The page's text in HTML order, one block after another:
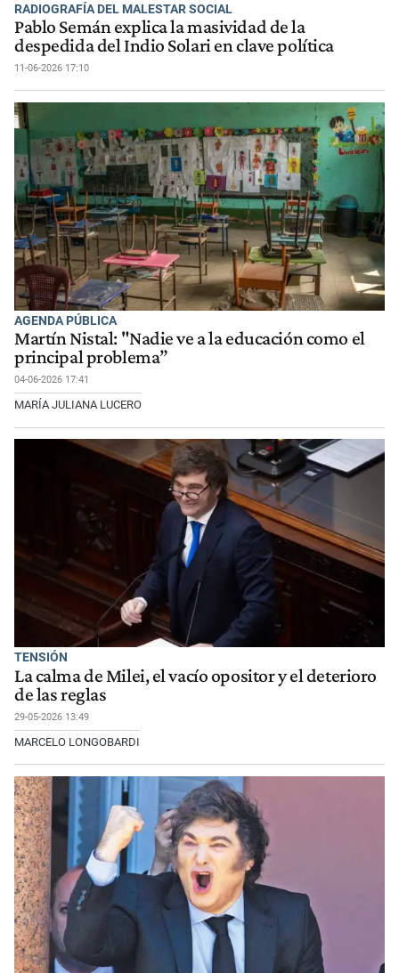
RADIOGRAFÍA DEL MALESTAR SOCIAL
Pablo Semán explica la masividad de la
despedida del Indio Solari en clave política
11-06-2026 17:10
AGENDA PÚBLICA
Martín Nistal: "Nadie ve a la educación como el
principal problema”
04-06-2026 17:41
MARÍA JULIANA LUCERO
TENSIÓN
La calma de Milei, el vacío opositor y el deterioro
de las reglas
29-05-2026 13:49
MARCELO LONGOBARDI